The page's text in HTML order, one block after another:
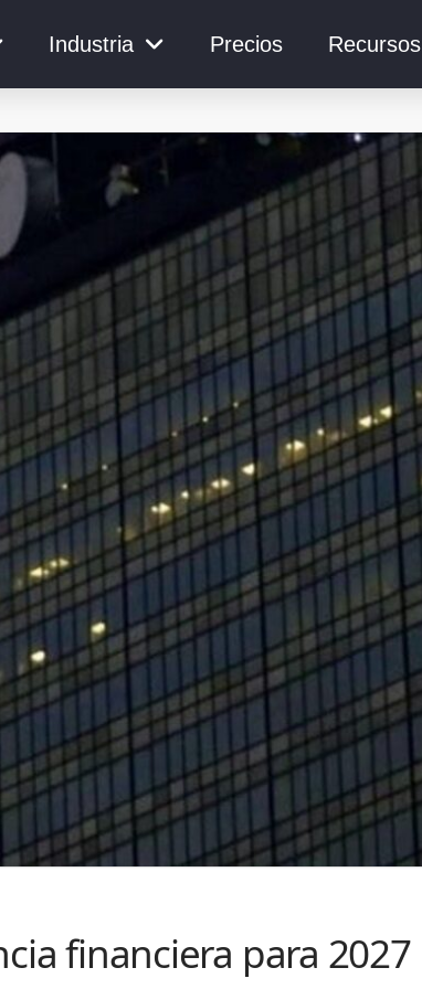
Industria Precios Recursos
financiera para 2027